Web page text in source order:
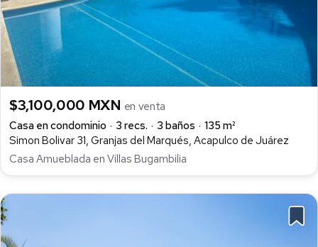
$3,100,000 MXN en venta
Casa en condominio
3 recs. 3 baños
135 m²
Simon Bolivar 31, Granjas del Marqués, Acapulco de Juárez
Casa Amueblada en Villas Bugambilia